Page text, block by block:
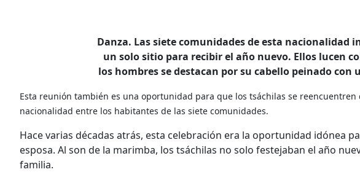
Danza. Las siete comunidades de esta nacionalidad
un solo sitio para recibir el año nuevo. Ellos lucen
los hombres se destacan por su cabello peinado con
Esta reunión también es una oportunidad para que los tsáchilas se reencuentren
nacionalidad entre los habitantes de las siete comunidades.
Hace varias décadas atrás, esta celebración era la oportunidad idónea
esposa. Al son de la marimba, los tsáchilas no solo festejaban el año
familia.